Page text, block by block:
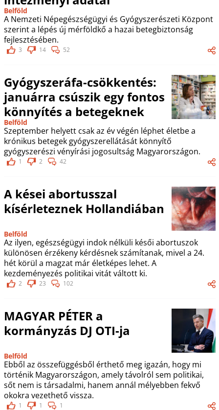
Belföld
A Nemzeti Népegészségügyi és Gyógyszerészeti Központ
szerint a lépés új mérföldkő a hazai betegbiztonság
fejlesztésében.
3 14 52
Gyógyszeráfa-csökkentés:
januárra csúszik egy fontos
könnyítés a betegeknek
Belföld
Szeptember helyett csak az év végén léphet életbe a
krónikus betegek gyógyszerellátását könnyítő
gyógyszerészi vényírási jogosultság Magyarországon.
1 2 42
A kései abortusszal
kísérleteznek Hollandiában
Belföld
Az ilyen, egészségügyi indok nélküli késői abortuszok
különösen érzékeny kérdésnek számítanak, mivel a 24.
hét körül a magzat már életképes lehet. A
kezdeményezés politikai vitát váltott ki.
2 23 102
MAGYAR PÉTER a
kormányzás DJ OTI-ja
Belföld
Ebből az összefüggésből érthető meg igazán, hogy mi
történik Magyarországon, amely távolról sem politikai,
sőt nem is társadalmi, hanem annál mélyebben fekvő
okokra vezethető vissza.
1 1 1